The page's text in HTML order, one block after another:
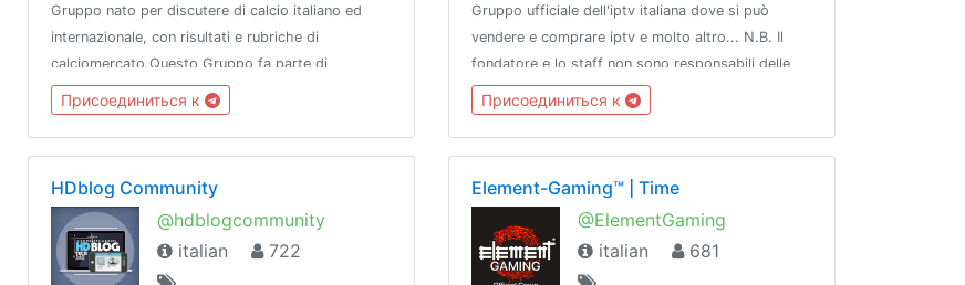
Gruppo nato per discutere di calcio italiano ed
internazionale, con risultati e rubriche di
calciomercato.Questo Gruppo fa parte di
@CommunityNetwork, che comprende alcuni tra i
migliori e più sicuri Gruppi e Canali di Telegram.
Присоединиться к
Gruppo ufficiale dell'iptv italiana dove si può
vendere e comprare iptv e molto altro... N.B. Il
fondatore e lo staff non sono responsabili delle
azioni altrui, ognuno è responsabile di se stesso...
Присоединиться к
HDblog Community
@hdblogcommunity
italian
722
Element-Gaming™ | Time
@ElementGaming
italian
681